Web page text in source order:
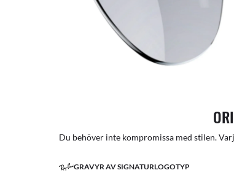
Du behöver inte kompromissa med stilen.
GRAVYR AV SIGNATURLOGOTYP